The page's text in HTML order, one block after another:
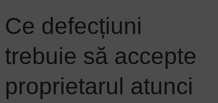
Ce defecțiuni
trebuie să accepte
proprietarul atunci